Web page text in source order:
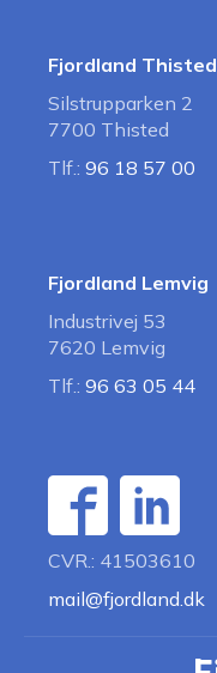
Fjordland Thisted
Silstrupparken 2
7700 Thisted
Tlf.: 96 18 57 00
Fjordland Lemvig
Industrivej 53
7620 Lemvig
Tlf.: 96 63 05 44
CVR.: 41503610
mail@fjordland.dk